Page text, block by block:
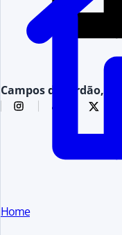
Campos do Jordão,
Home